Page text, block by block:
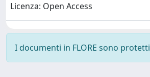
Licenza: Open Access
I documenti in FLORE sono